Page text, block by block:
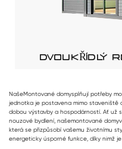
DVOUKŘÍDLÝ
NašeMontované domysplňují potřeby
jednotka je postavena mimo staveniště
dobou výstavby a hospodárností. Ať už
nouzové bydlení, našemontované domy
která se přizpůsobí vašemu životnímu
energeticky úsporné funkce, díky nimž